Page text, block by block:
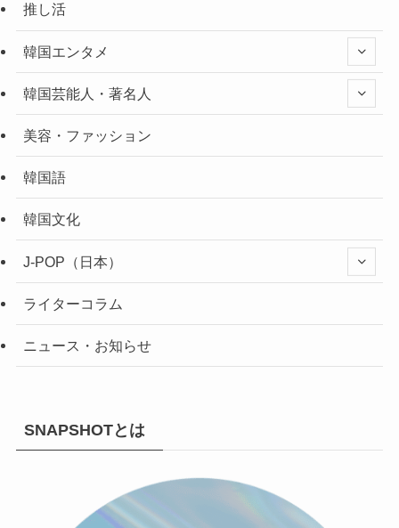
推し活
韓国エンタメ
韓国芸能人・著名人
美容・ファッション
韓国語
韓国文化
J-POP（日本）
ライターコラム
ニュース・お知らせ
SNAPSHOTとは